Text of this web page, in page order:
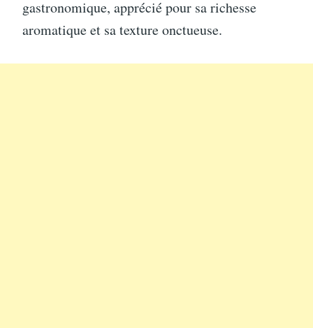
gastronomique, apprécié pour sa richesse
aromatique et sa texture onctueuse.